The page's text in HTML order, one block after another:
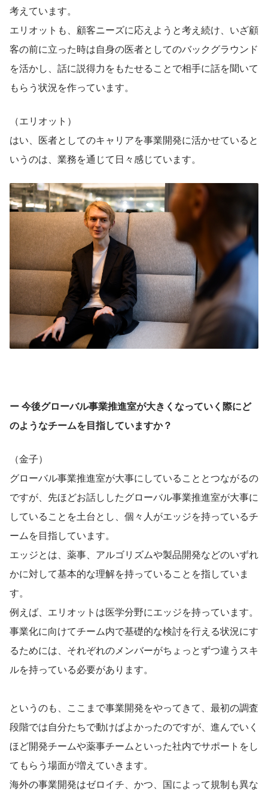
考えています。
エリオットも、顧客ニーズに応えようと考え続け、いざ顧
客の前に立った時は自身の医者としてのバックグラウンド
を活かし、話に説得力をもたせることで相手に話を聞いて
もらう状況を作っています。
（エリオット）
はい、医者としてのキャリアを事業開発に活かせていると
いうのは、業務を通じて日々感じています。
ー 今後グローバル事業推進室が大きくなっていく際にど
のようなチームを目指していますか？
（金子）
グローバル事業推進室が大事にしていることとつながるの
ですが、先ほどお話ししたグローバル事業推進室が大事に
していることを土台とし、個々人がエッジを持っているチ
ームを目指しています。
エッジとは、薬事、アルゴリズムや製品開発などのいずれ
かに対して基本的な理解を持っていることを指していま
す。
例えば、エリオットは医学分野にエッジを持っています。
事業化に向けてチーム内で基礎的な検討を行える状況にす
るためには、それぞれのメンバーがちょっとずつ違うスキ
ルを持っている必要があります。
というのも、ここまで事業開発をやってきて、最初の調査
段階では自分たちで動けばよかったのですが、進んでいく
ほど開発チームや薬事チームといった社内でサポートをし
てもらう場面が増えていきます。
海外の事業開発はゼロイチ、かつ、国によって規制も異な